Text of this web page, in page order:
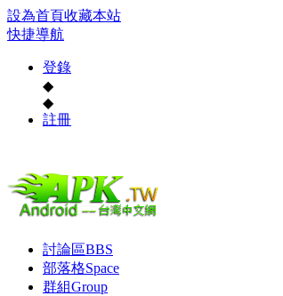
設為首頁收藏本站
快捷導航
登錄
◆
◆
註冊
討論區BBS
部落格Space
群組Group